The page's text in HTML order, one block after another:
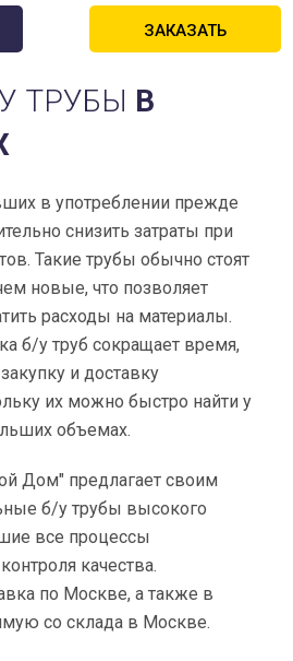
ЗАКАЗАТЬ
ТРУБЫ В
в употреблении прежде
снизить затраты при
Такие трубы обычно стоят
новые, что позволяет
расходы на материалы.
б/у труб сокращает время,
и доставку
их можно быстро найти у
объемах.
Дом" предлагает своим
б/у трубы высокого
все процессы
качества.
по Москве, а также в
со склада в Москве.